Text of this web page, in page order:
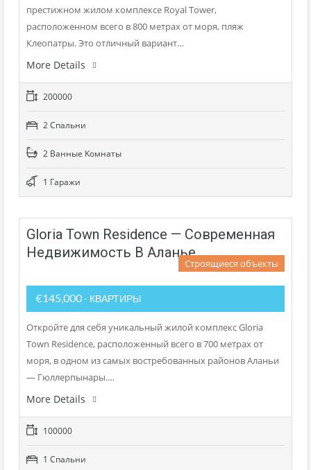
престижном жилом комплексе Royal Tower,
расположенном всего в 800 метрах от моря, пляж
Клеопатры. Это отличный вариант…
More Details
200000
2 Cпальни
2 Bанные Kомнаты
1 Гаражи
Gloria Town Residence — Современная
Недвижимость В Аланье
Строящиеся объекты
€145,000 - КВАРТИРЫ
Откройте для себя уникальный жилой комплекс Gloria
Town Residence, расположенный всего в 700 метрах от
моря, в одном из самых востребованных районов Аланьи
— Гюллерпынары.…
More Details
100000
1 Cпальни